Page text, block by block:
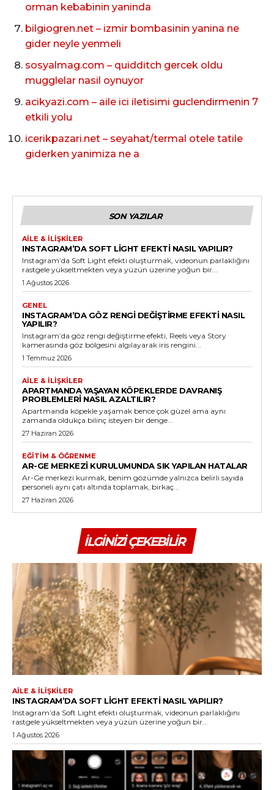
orman kebabinin yaninda
bilgiogren.net – izmir bombasinin yanina ne
gider neyle yenmeli
sosyalmag.com – quidditch gercek oldu
mugglelar nasil oynuyor
acikyazi.com – aile ici iletisimi guclendirmenin 7
etkili yolu
icerikpazari.net – seyahat/termal otele tatile
giderken yanimiza ne a
SON YAZILAR
AILE & İLIŞKILER
INSTAGRAM’DA SOFT LIGHT EFEKTI NASIL YAPILIR?
Instagram’da Soft Light efekti oluşturmak, videonun parlaklığını
rastgele yükseltmekten veya yüzün üzerine yoğun bir...
1 Ağustos 2026
GENEL
INSTAGRAM’DA GÖZ RENGI DEĞIŞTIRME EFEKTI NASIL
YAPILIR?
Instagram’da göz rengi değiştirme efekti, Reels veya Story
kamerasında göz bölgesini algılayarak iris rengini...
1 Temmuz 2026
AILE & İLIŞKILER
APARTMANDA YAŞAYAN KÖPEKLERDE DAVRANIŞ
PROBLEMLERI NASIL AZALTILIR?
Apartmanda köpekle yaşamak bence çok güzel ama aynı
zamanda oldukça bilinç isteyen bir denge...
27 Haziran 2026
EĞITIM & ÖĞRENME
AR-GE MERKEZI KURULUMUNDA SIK YAPILAN HATALAR
Ar-Ge merkezi kurmak, benim gözümde yalnızca belirli sayıda
personeli aynı çatı altında toplamak, birkaç...
27 Haziran 2026
İLGINIZI ÇEKEBILIR
AILE & İLIŞKILER
INSTAGRAM’DA SOFT LIGHT EFEKTI NASIL YAPILIR?
Instagram’da Soft Light efekti oluşturmak, videonun parlaklığını
rastgele yükseltmekten veya yüzün üzerine yoğun bir...
1 Ağustos 2026